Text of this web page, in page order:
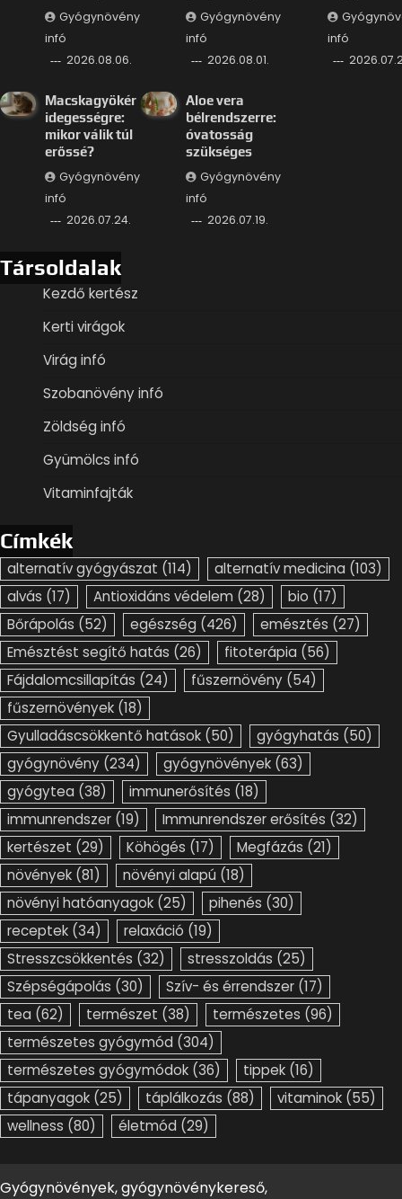
Gyógynövény
infó
2026.08.06.
Gyógynövény
infó
2026.08.01.
infó
Macskagyökér
idegességre:
mikor válik túl
erőssé?
Gyógynövény
infó
2026.07.24.
Aloe vera
bélrendszerre:
óvatosság
szükséges
Gyógynövény
infó
2026.07.19.
Társoldalak
Kezdő kertész
Kerti virágok
Virág infó
Szobanövény infó
Zöldség infó
Gyümölcs infó
Vitaminfajták
Címkék
alternatív gyógyászat (114) alternatív medicina (103)
alvás (17) Antioxidáns védelem (28) bio (17)
Bőrápolás (52) egészség (426) emésztés (27)
Emésztést segítő hatás (26) fitoterápia (56)
Fájdalomcsillapítás (24) fűszernövény (54)
fűszernövények (18)
Gyulladáscsökkentő hatások (50) gyógyhatás (50)
gyógynövény (234) gyógynövények (63)
gyógytea (38) immunerősítés (18)
immunrendszer (19) Immunrendszer erősítés (32)
kertészet (29) Köhögés (17) Megfázás (21)
növények (81) növényi alapú (18)
növényi hatóanyagok (25) pihenés (30)
receptek (34) relaxáció (19)
Stresszcsökkentés (32) stresszoldás (25)
Szépségápolás (30) Szív- és érrendszer (17)
tea (62) természet (38) természetes (96)
természetes gyógymód (304)
természetes gyógymódok (36) tippek (16)
tápanyagok (25) táplálkozás (88) vitaminok (55)
wellness (80) életmód (29)
Gyógynövények, gyógynövénykereső,